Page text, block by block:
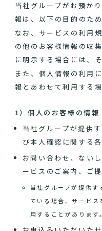
当社グループがお預か
報は、以下の目的のた
なお、サービスの利用
の他のお客様情報の収
に明示する場合には、
また、個人情報の利用
報とあわせて利用する
1）個人のお客様の情報
当社グループが提供
び本人確認に関する
お問い合わせ、ない
ービスのご案内、ご
当社グループが提供
ている場合、サービ
用することがあります。